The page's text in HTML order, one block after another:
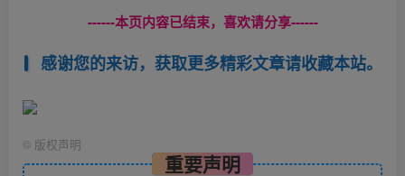
------本页内容已结束，喜欢请分享------
感谢您的来访，获取更多精彩文章请收藏本站。
© 版权声明
重要声明